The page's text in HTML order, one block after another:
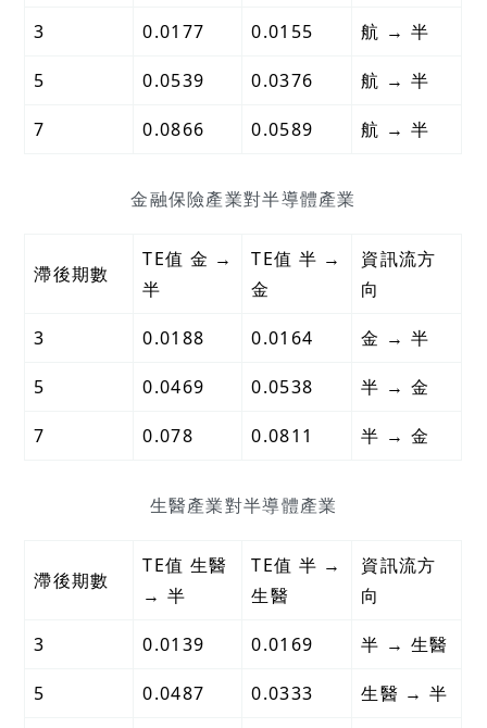
3 0.0177 0.0155 航 → 半
5 0.0539 0.0376 航 → 半
7 0.0866 0.0589 航 → 半
金融保險產業對半導體產業
滯後期數
TE值 金 →
半
TE值 半 →
金
資訊流方
向
3 0.0188 0.0164 金 → 半
5 0.0469 0.0538 半 → 金
7 0.078 0.0811 半 → 金
生醫產業對半導體產業
滯後期數
TE值 生醫
→ 半
TE值 半 →
生醫
資訊流方
向
3 0.0139 0.0169 半 → 生醫
5 0.0487 0.0333 生醫 → 半